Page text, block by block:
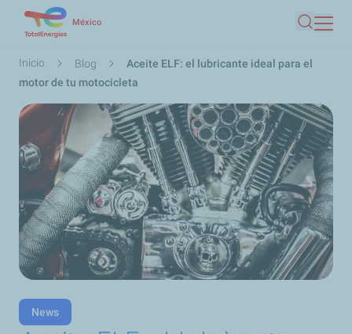
contenido
México
Buscar
Ruta
de
navegación
Inicio Blog
Aceite ELF: el lubricante ideal para el
motor de tu motocicleta
News